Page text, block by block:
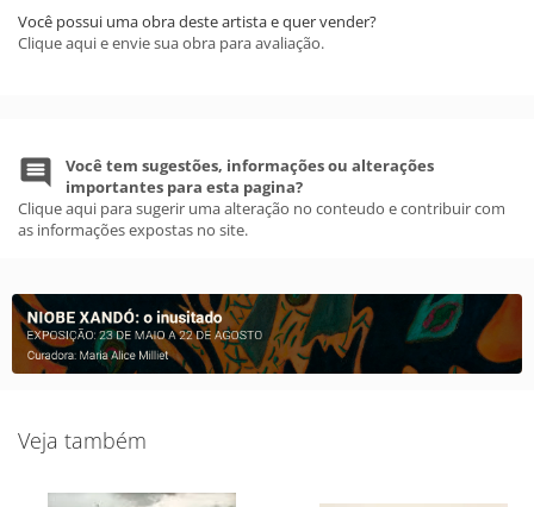
Você possui uma obra deste artista e quer vender?
Clique aqui e envie sua obra para avaliação.
Você tem sugestões, informações ou alterações
importantes para esta pagina?
Clique aqui para sugerir uma alteração no conteudo e contribuir com
as informações expostas no site.
Veja também